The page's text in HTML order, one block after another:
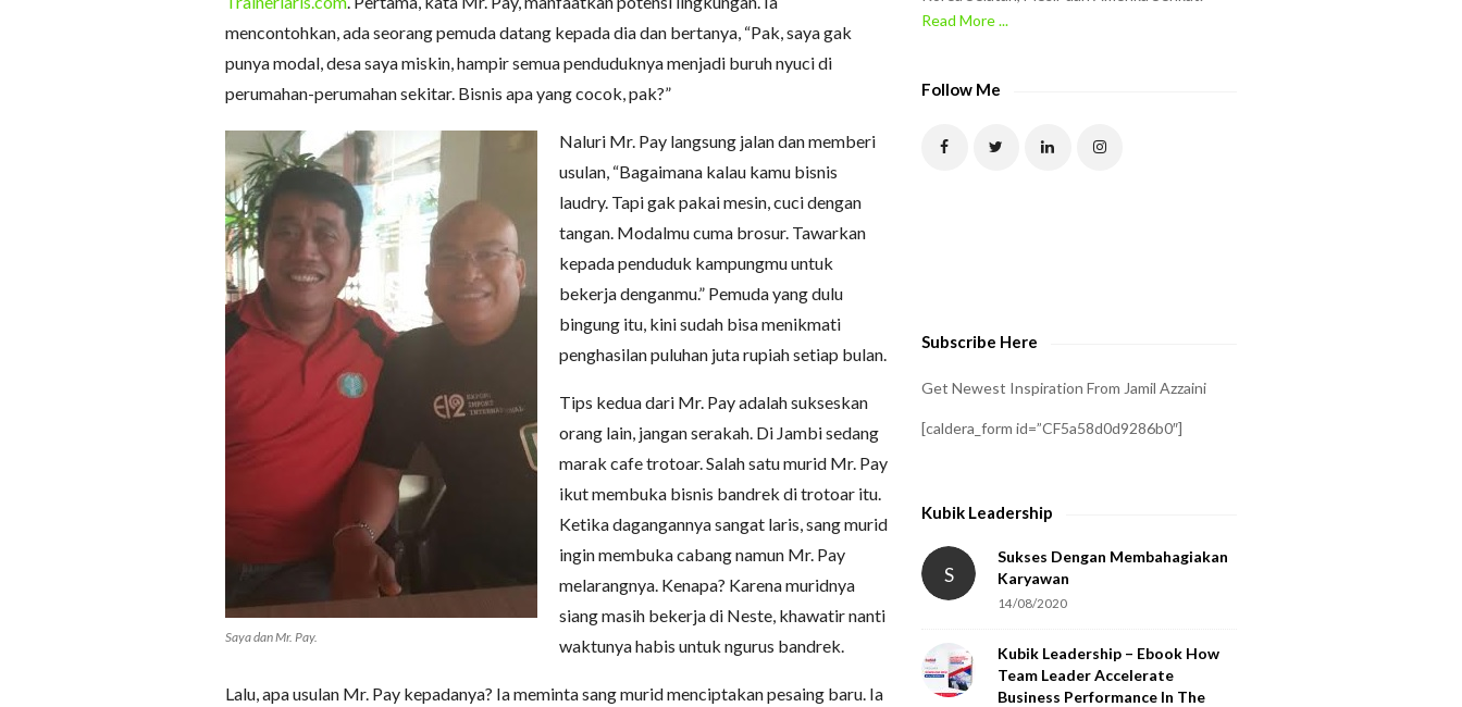
mencontohkan, ada seorang pemuda datang kepada dia dan bertanya, “Pak, saya gak
punya modal, desa saya miskin, hampir semua penduduknya menjadi buruh nyuci di
perumahan-perumahan sekitar. Bisnis apa yang cocok, pak?”
Saya dan Mr. Pay.
Naluri Mr. Pay langsung jalan dan memberi
usulan, “Bagaimana kalau kamu bisnis
laudry. Tapi gak pakai mesin, cuci dengan
tangan. Modalmu cuma brosur. Tawarkan
kepada penduduk kampungmu untuk
bekerja denganmu.” Pemuda yang dulu
bingung itu, kini sudah bisa menikmati
penghasilan puluhan juta rupiah setiap bulan.
Tips kedua dari Mr. Pay adalah sukseskan
orang lain, jangan serakah. Di Jambi sedang
marak cafe trotoar. Salah satu murid Mr. Pay
ikut membuka bisnis bandrek di trotoar itu.
Ketika dagangannya sangat laris, sang murid
ingin membuka cabang namun Mr. Pay
melarangnya. Kenapa? Karena muridnya
siang masih bekerja di Neste, khawatir nanti
waktunya habis untuk ngurus bandrek.
Lalu, apa usulan Mr. Pay kepadanya? Ia meminta sang murid menciptakan pesaing baru. Ia
Read More ...
Follow Me
Subscribe Here
Get Newest Inspiration From Jamil Azzaini
[caldera_form id=”CF5a58d0d9286b0″]
Kubik Leadership
S
Sukses Dengan Membahagiakan
Karyawan
14/08/2020
Kubik Leadership – Ebook How
Team Leader Accelerate
Business Performance In The